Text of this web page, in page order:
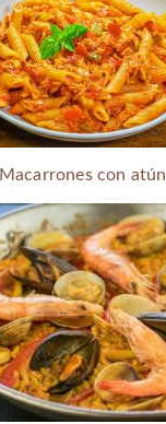
Macarrones con atún